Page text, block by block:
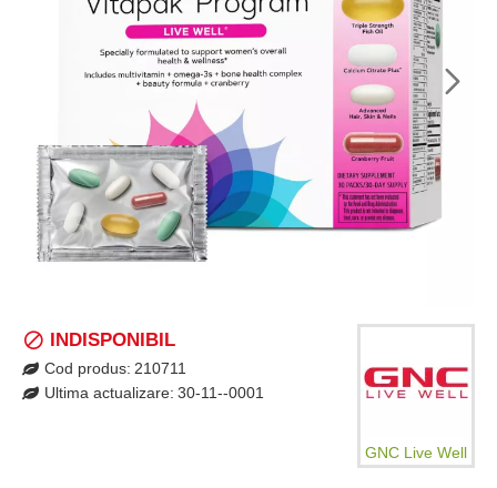
INDISPONIBIL
Cod produs: 210711
Ultima actualizare: 30-11--0001
GNC Live Well